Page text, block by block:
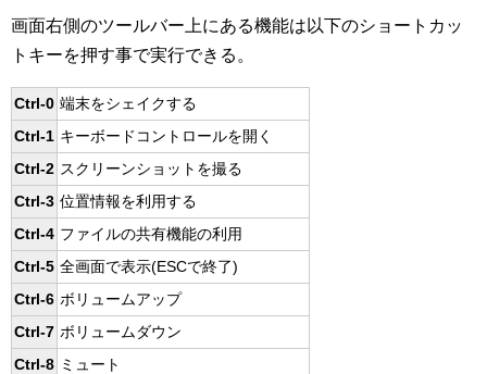
画面右側のツールバー上にある機能は以下のショートカッ
トキーを押す事で実行できる。
Ctrl-0 端末をシェイクする
Ctrl-1 キーボードコントロールを開く
Ctrl-2 スクリーンショットを撮る
Ctrl-3 位置情報を利用する
Ctrl-4 ファイルの共有機能の利用
Ctrl-5 全画面で表示(ESCで終了)
Ctrl-6 ボリュームアップ
Ctrl-7 ボリュームダウン
Ctrl-8 ミュート